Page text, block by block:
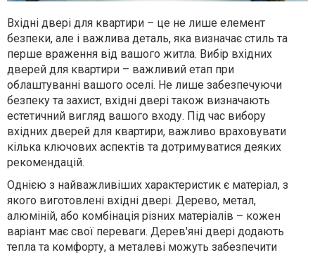
Вхідні двері для квартири – це не лише елемент
безпеки, але і важлива деталь, яка визначає стиль та
перше враження від вашого житла. Вибір вхідних
дверей для квартири – важливий етап при
облаштуванні вашого оселі. Не лише забезпечуючи
безпеку та захист, вхідні двері також визначають
естетичний вигляд вашого входу. Під час вибору
вхідних дверей для квартири, важливо враховувати
кілька ключових аспектів та дотримуватися деяких
рекомендацій.
Однією з найважливіших характеристик є матеріал, з
якого виготовлені вхідні двері. Дерево, метал,
алюміній, або комбінація різних матеріалів – кожен
варіант має свої переваги. Дерев'яні двері додають
тепла та комфорту, а металеві можуть забезпечити